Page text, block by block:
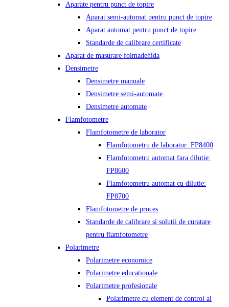
Aparate pentru punct de topire
Aparat semi-automat pentru punct de topire
Aparat automat pentru punct de topire
Standarde de calibrare certificate
Aparat de masurare folmadehida
Densimetre
Densimetre manuale
Densimetre semi-automate
Densimetre automate
Flamfotometre
Flamfotometre de laborator
Flamfotometru de laborator: FP8400
Flamfotometru automat fara dilutie:
FP8600
Flamfotometru automat cu dilutie:
FP8700
Flamfotometre de proces
Standarde de calibrare si solutii de curatare
pentru flamfotometre
Polarimetre
Polarimetre economice
Polarimetre educationale
Polarimetre profesionale
Polarimetre cu element de control al